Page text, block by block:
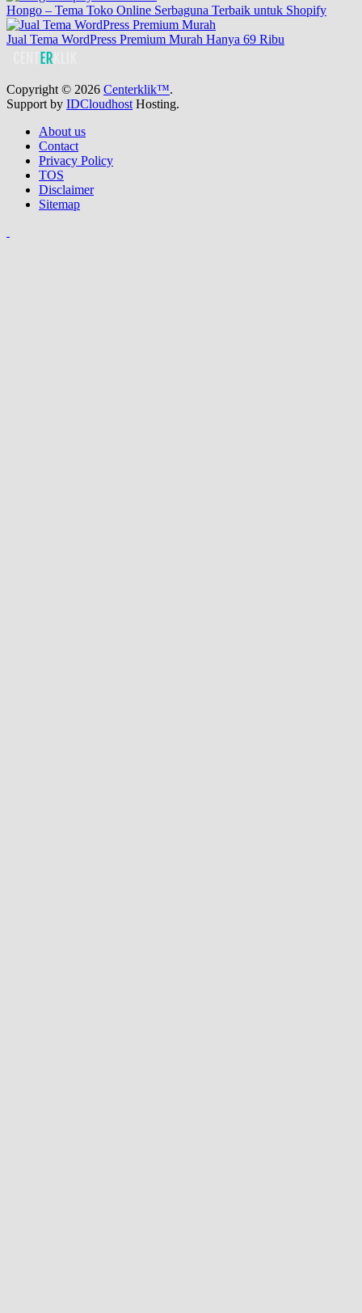
Hongo – Tema Toko Online Serbaguna Terbaik untuk Shopify
Jual Tema WordPress Premium Murah Hanya 69 Ribu
Copyright © 2026 Centerklik™.
Support by IDCloudhost Hosting.
About us
Contact
Privacy Policy
TOS
Disclaimer
Sitemap